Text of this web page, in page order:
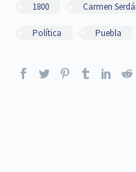
1800 Carmen
Política Puebla